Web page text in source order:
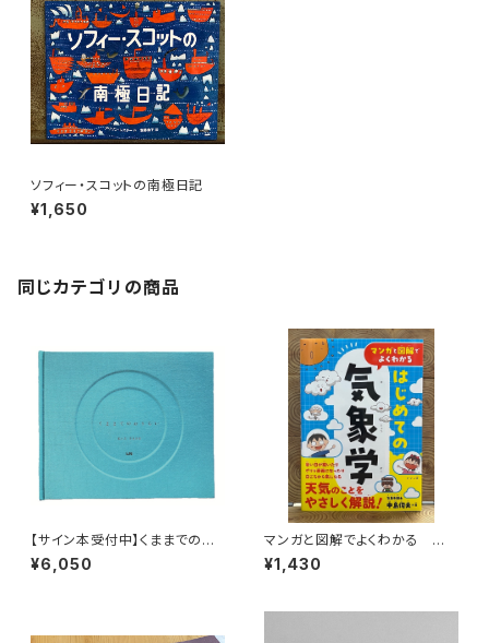
ソフィー・スコットの南極日記
¥1,650
同じカテゴリの商品
【サイン本受付中】くままでのお
さらい〈特装新版〉
¥6,050
マンガと図解でよくわかる はじ
めての気象学
¥1,430